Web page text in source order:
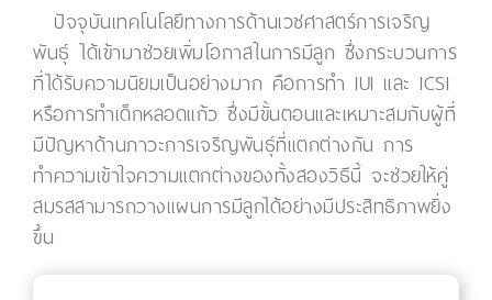
ปัจจุบันเทคโนโลยีทางการด้านเวชศาสตร์การเจริญ
พันธุ์ ได้เข้ามาช่วยเพิ่มโอกาสในการมีลูก ซึ่งกระบวนการ
ที่ได้รับความนิยมเป็นอย่างมาก คือการทำ IUI และ ICSI
หรือการทำเด็กหลอดแก้ว ซึ่งมีขั้นตอนและเหมาะสมกับผู้ที่
มีปัญหาด้านภาวะการเจริญพันธุ์ที่แตกต่างกัน การ
ทำความเข้าใจความแตกต่างของทั้งสองวิธีนี้ จะช่วยให้คู่
สมรสสามารถวางแผนการมีลูกได้อย่างมีประสิทธิภาพยิ่ง
ขึ้น